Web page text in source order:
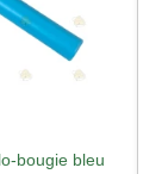
bougie bleu